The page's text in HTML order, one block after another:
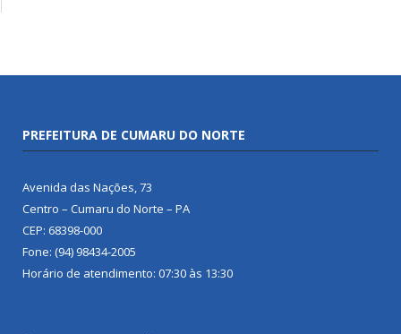
PREFEITURA DE CUMARU DO NORTE
Avenida das Nações, 73
Centro – Cumaru do Norte – PA
CEP: 68398-000
Fone: (94) 98434-2005
Horário de atendimento: 07:30 às 13:30